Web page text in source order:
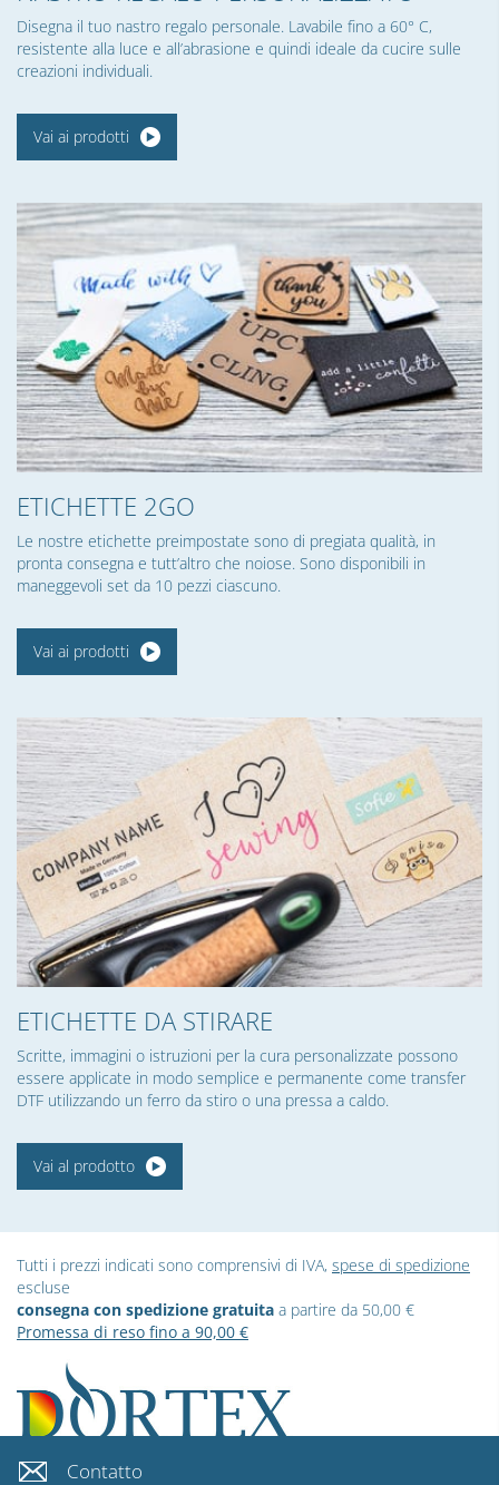
Disegna il tuo nastro regalo personale. Lavabile fino a 60° C,
resistente alla luce e all’abrasione e quindi ideale da cucire sulle
creazioni individuali.
Vai ai prodotti
ETICHETTE 2GO
Le nostre etichette preimpostate sono di pregiata qualità, in
pronta consegna e tutt’altro che noiose. Sono disponibili in
maneggevoli set da 10 pezzi ciascuno.
Vai ai prodotti
ETICHETTE DA STIRARE
Scritte, immagini o istruzioni per la cura personalizzate possono
essere applicate in modo semplice e permanente come transfer
DTF utilizzando un ferro da stiro o una pressa a caldo.
Vai al prodotto
Tutti i prezzi indicati sono comprensivi di IVA, spese di spedizione
escluse
consegna con spedizione gratuita a partire da 50,00 €
Promessa di reso fino a 90,00 €
Contatto